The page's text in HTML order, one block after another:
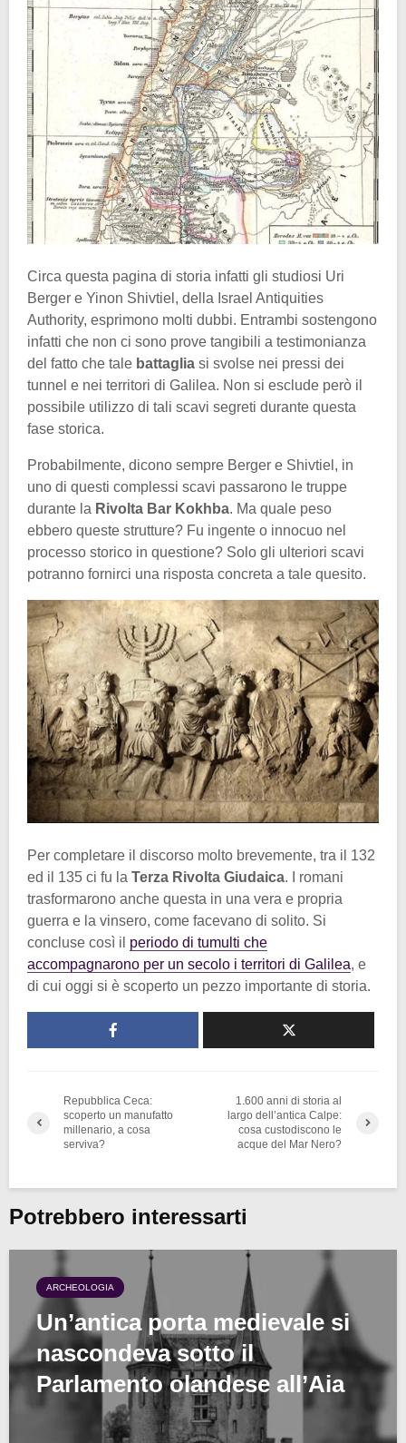
Circa questa pagina di storia infatti gli studiosi Uri
Berger e Yinon Shivtiel, della Israel Antiquities
Authority, esprimono molti dubbi. Entrambi sostengono
infatti che non ci sono prove tangibili a testimonianza
del fatto che tale battaglia si svolse nei pressi dei
tunnel e nei territori di Galilea. Non si esclude però il
possibile utilizzo di tali scavi segreti durante questa
fase storica.
Probabilmente, dicono sempre Berger e Shivtiel, in
uno di questi complessi scavi passarono le truppe
durante la Rivolta Bar Kokhba. Ma quale peso
ebbero queste strutture? Fu ingente o innocuo nel
processo storico in questione? Solo gli ulteriori scavi
potranno fornirci una risposta concreta a tale quesito.
Per completare il discorso molto brevemente, tra il 132
ed il 135 ci fu la Terza Rivolta Giudaica. I romani
trasformarono anche questa in una vera e propria
guerra e la vinsero, come facevano di solito. Si
concluse così il periodo di tumulti che
accompagnarono per un secolo i territori di Galilea, e
di cui oggi si è scoperto un pezzo importante di storia.
Repubblica Ceca:
scoperto un manufatto
millenario, a cosa
serviva?
1.600 anni di storia al
largo dell’antica Calpe:
cosa custodiscono le
acque del Mar Nero?
Potrebbero interessarti
ARCHEOLOGIA
Un’antica porta medievale si
nascondeva sotto il
Parlamento olandese all’Aia